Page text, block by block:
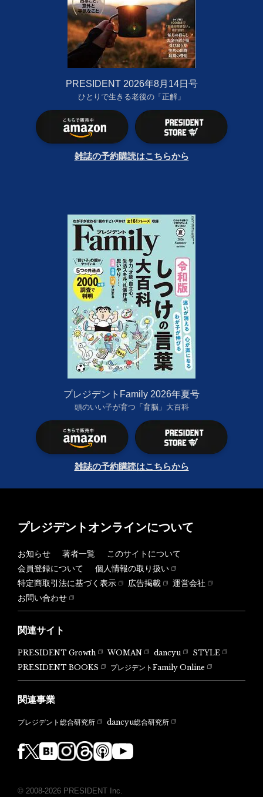
PRESIDENT 2026年8月14日号
ひとりで生きる老後の「正解」
雑誌の予約購読はこちらから
プレジデントFamily 2026年夏号
頭のいい子が育つ「育脳」大百科
雑誌の予約購読はこちらから
プレジデントオンラインについて
お知らせ 著者一覧
このサイトについて
会員登録について
個人情報の取り扱い
特定商取引法に基づく表示
広告掲載
運営会社
お問い合わせ
関連サイト
PRESIDENT Growth WOMAN dancyu
STYLE
PRESIDENT BOOKS
プレジデントFamily Online
関連事業
プレジデント総合研究所 dancyu総合研究所
© 2008-2026 PRESIDENT Inc.